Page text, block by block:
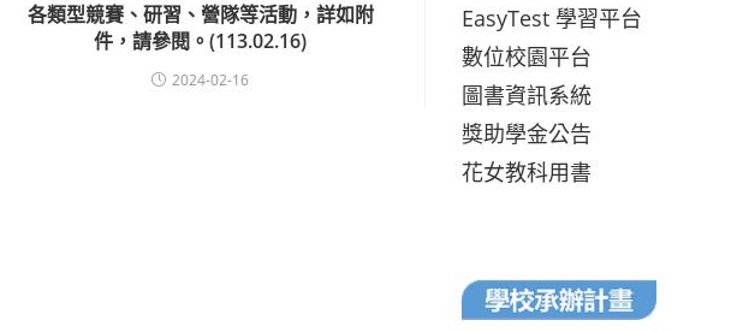
各類型競賽、研習、營隊等活動，詳如附
件，請參閱。(113.02.16)
2024-02-16
EasyTest 學習平台
數位校園平台
圖書資訊系統
獎助學金公告
花女教科用書